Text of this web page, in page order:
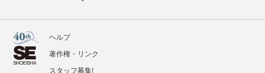
ヘルプ
著作権・リンク
スタッフ募集!